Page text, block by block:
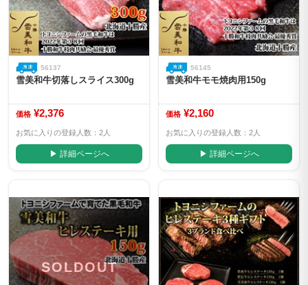
56137
雪美和牛切落しスライス300g
価格 ¥2,376
お気に入りの登録人数：2人
▶ 詳細ページへ
56145
雪美和牛モモ焼肉用150g
価格 ¥2,160
お気に入りの登録人数：2人
▶ 詳細ページへ
SOLDOUT